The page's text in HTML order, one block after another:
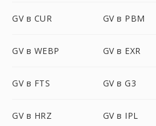
GV в CUR GV в PBM
GV в WEBP GV в EXR
GV в FTS GV в G3
GV в HRZ GV в IPL